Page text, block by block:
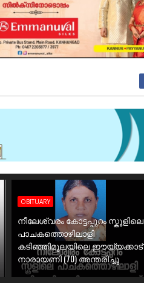
OBITUARY
നീലേശ്വരം കോട്ടപ്പുറം സ്കൂളിലെ
പാചകത്തൊഴിലാളി
കടിഞ്ഞിമൂലയിലെ ഈയ്യക്കാട്
നാരായണി (70) അന്തരിച്ചു